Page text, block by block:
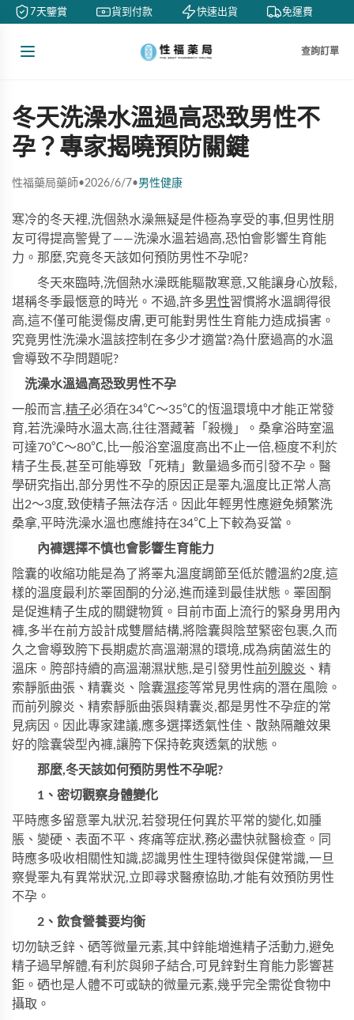
7天鑒賞 貨到付款 快速出貨 免運費
查詢訂單
冬天洗澡水溫過高恐致男性不
孕？專家揭曉預防關鍵
性福藥局藥師•2026/6/7•男性健康
寒冷的冬天裡,洗個熱水澡無疑是件極為享受的事,但男性朋
友可得提高警覺了——洗澡水溫若過高,恐怕會影響生育能
力。那麼,究竟冬天該如何預防男性不孕呢?
冬天來臨時,洗個熱水澡既能驅散寒意,又能讓身心放鬆,
堪稱冬季最愜意的時光。不過,許多男性習慣將水溫調得很
高,這不僅可能燙傷皮膚,更可能對男性生育能力造成損害。
究竟男性洗澡水溫該控制在多少才適當?為什麼過高的水溫
會導致不孕問題呢?
洗澡水溫過高恐致男性不孕
一般而言,精子必須在34℃～35℃的恆溫環境中才能正常發
育,若洗澡時水溫太高,往往潛藏著「殺機」。桑拿浴時室溫
可達70℃～80℃,比一般浴室溫度高出不止一倍,極度不利於
精子生長,甚至可能導致「死精」數量過多而引發不孕。醫
學研究指出,部分男性不孕的原因正是睪丸溫度比正常人高
出2～3度,致使精子無法存活。因此年輕男性應避免頻繁洗
桑拿,平時洗澡水溫也應維持在34℃上下較為妥當。
內褲選擇不慎也會影響生育能力
陰囊的收縮功能是為了將睪丸溫度調節至低於體溫約2度,這
樣的溫度最利於睪固酮的分泌,進而達到最佳狀態。睪固酮
是促進精子生成的關鍵物質。目前市面上流行的緊身男用內
褲,多半在前方設計成雙層結構,將陰囊與陰莖緊密包裹,久而
久之會導致胯下長期處於高溫潮濕的環境,成為病菌滋生的
溫床。胯部持續的高溫潮濕狀態,是引發男性前列腺炎 、精
索靜脈曲張、精囊炎、陰囊濕疹等常見男性病的潛在風險。
而前列腺炎、精索靜脈曲張與精囊炎,都是男性不孕症的常
見病因。因此專家建議,應多選擇透氣性佳、散熱隔離效果
好的陰囊袋型內褲,讓胯下保持乾爽透氣的狀態。
那麼,冬天該如何預防男性不孕呢?
1、密切觀察身體變化
平時應多留意睪丸狀況,若發現任何異於平常的變化,如腫
脹、變硬、表面不平、疼痛等症狀,務必盡快就醫檢查。同
時應多吸收相關性知識,認識男性生理特徵與保健常識,一旦
察覺睪丸有異常狀況,立即尋求醫療協助,才能有效預防男性
不孕。
2、飲食營養要均衡
切勿缺乏鋅、硒等微量元素,其中鋅能增進精子活動力,避免
精子過早解體,有利於與卵子結合,可見鋅對生育能力影響甚
鉅。硒也是人體不可或缺的微量元素,幾乎完全需從食物中
攝取。